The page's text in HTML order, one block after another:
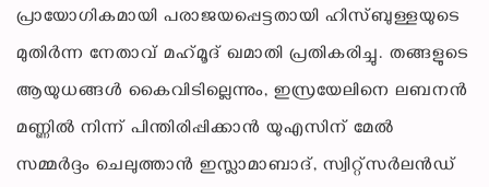
പ്രായോഗികമായി പരാജയപ്പെട്ടതായി ഹിസ്ബുള്ളയുടെ
മുതിര്‍ന്ന നേതാവ് മഹ്‌മൂദ് ഖമാതി പ്രതികരിച്ചു. തങ്ങളുടെ
ആയുധങ്ങള്‍ കൈവിടില്ലെന്നും, ഇസ്രയേലിനെ ലബനന്‍
മണ്ണില്‍ നിന്ന് പിന്തിരിപ്പിക്കാന്‍ യുഎസിന് മേല്‍
സമ്മര്‍ദ്ദം ചെലുത്താന്‍ ഇസ്ലാമാബാദ്, സ്വിറ്റ്‌സര്‍ലന്‍ഡ്